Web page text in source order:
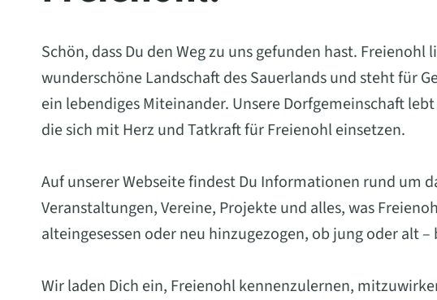
Schön, dass Du den Weg zu uns gefunden hast.
wunderschöne Landschaft des Sauerlands und steht für
ein lebendiges Miteinander. Unsere Dorfgemeinschaft
die sich mit Herz und Tatkraft für Freienohl einsetzen.
Auf unserer Webseite findest Du Informationen rund um
Veranstaltungen, Vereine, Projekte und alles, was
alteingesessen oder neu hinzugezogen, ob jung oder alt
Wir laden Dich ein, Freienohl kennenzulernen,